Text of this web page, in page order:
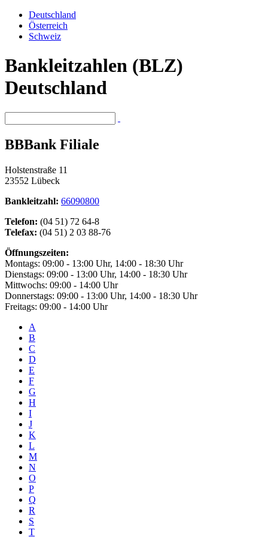
Deutschland
Österreich
Schweiz
Bankleitzahlen (BLZ)
Deutschland
BBBank Filiale
Holstenstraße 11
23552 Lübeck
Bankleitzahl: 66090800
Telefon: (04 51) 72 64-8
Telefax: (04 51) 2 03 88-76
Öffnungszeiten:
Montags: 09:00 - 13:00 Uhr, 14:00 - 18:30 Uhr
Dienstags: 09:00 - 13:00 Uhr, 14:00 - 18:30 Uhr
Mittwochs: 09:00 - 14:00 Uhr
Donnerstags: 09:00 - 13:00 Uhr, 14:00 - 18:30 Uhr
Freitags: 09:00 - 14:00 Uhr
A
B
C
D
E
F
G
H
I
J
K
L
M
N
O
P
Q
R
S
T